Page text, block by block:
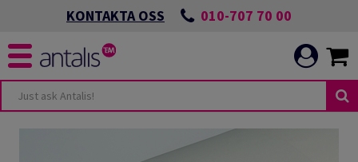
KONTAKTA OSS 010-707 70 00